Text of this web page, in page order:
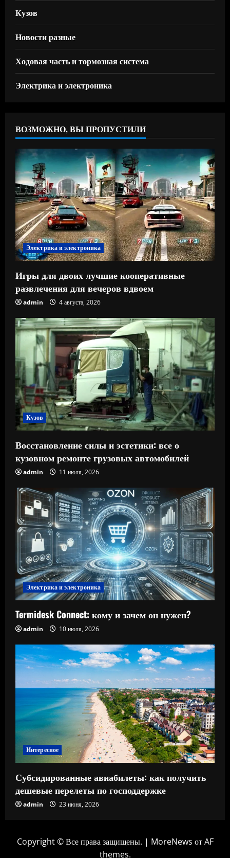
Кузов
Новости разные
Ходовая часть и тормозная система
Электрика и электроника
ВОЗМОЖНО, ВЫ ПРОПУСТИЛИ
Электрика и электроника
Игры для двоих лучшие кооперативные
развлечения для вечеров вдвоем
admin 4 августа, 2026
Кузов
Восстановление силы и эстетики: все о
кузовном ремонте грузовых автомобилей
admin 11 июля, 2026
Электрика и электроника
Termidesk Connect: кому и зачем он нужен?
admin 10 июля, 2026
Интересное
Субсидированные авиабилеты: как получить
дешевые перелеты по господдержке
admin 23 июня, 2026
Copyright © Все права защищены. | MoreNews от AF
themes.